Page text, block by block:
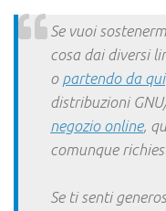
Se vuoi
cosa dai diversi
o partendo da qui
distribuzioni
negozio online,
comunque
Se ti senti